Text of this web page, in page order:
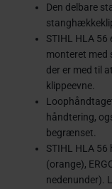
Den delbare
STIHL HLA
monteret med
der er med til
klippeevne.
håndtering,
begrænset.
STIHL HLA
(orange),
nedenunder).